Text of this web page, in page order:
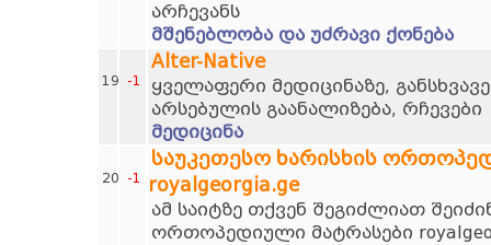
არჩევანს
მშენებლობა და უძრავი ქონება
19 -1
Alter-Native
ყველაფერი მედიცინაზე,
არსებულის გაანალიზება, რჩევები
მედიცინა
20 -1
საუკეთესო ხარისხის
royalgeorgia.ge
ამ საიტზე თქვენ შეგიძლიათ
ორთოპედიული მატრასები